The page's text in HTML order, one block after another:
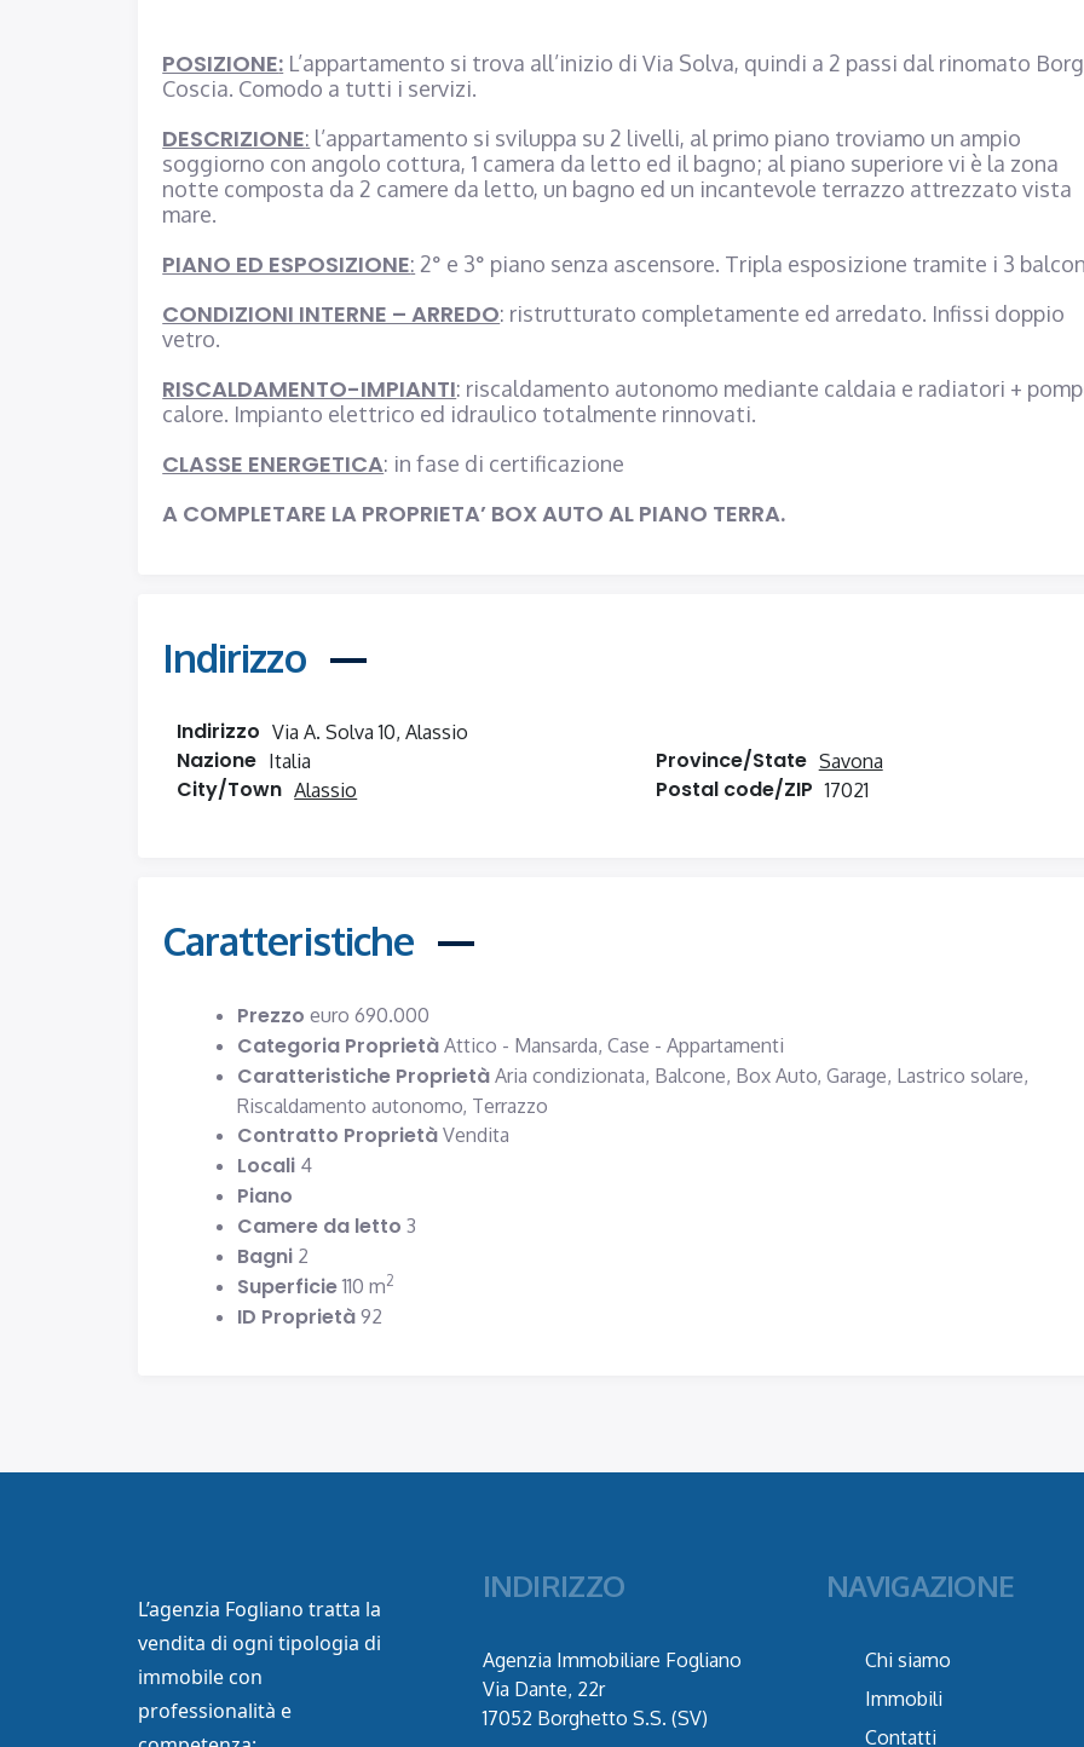
POSIZIONE: L’appartamento si trova all’inizio di Via Solva, quindi a 2 passi dal rinomato
Coscia. Comodo a tutti i servizi.
DESCRIZIONE: l’appartamento si sviluppa su 2 livelli, al primo piano troviamo un ampio
soggiorno con angolo cottura, 1 camera da letto ed il bagno; al piano superiore vi è la zona
notte composta da 2 camere da letto, un bagno ed un incantevole terrazzo attrezzato vista
mare.
PIANO ED ESPOSIZIONE: 2° e 3° piano senza ascensore. Tripla esposizione tramite i 3
CONDIZIONI INTERNE – ARREDO: ristrutturato completamente ed arredato. Infissi doppio
vetro.
RISCALDAMENTO-IMPIANTI: riscaldamento autonomo mediante caldaia e radiatori +
calore. Impianto elettrico ed idraulico totalmente rinnovati.
CLASSE ENERGETICA: in fase di certificazione
A COMPLETARE LA PROPRIETA’ BOX AUTO AL PIANO TERRA.
Indirizzo
Indirizzo Via A. Solva 10, Alassio
Nazione Italia Province/State Savona
City/Town Alassio Postal code/ZIP 17021
Caratteristiche
Prezzo euro690.000
Categoria Proprietà Attico - Mansarda,Case - Appartamenti
Caratteristiche Proprietà Aria condizionata, Balcone, Box Auto,Garage, Lastrico solare,
Riscaldamento autonomo, Terrazzo
Contratto Proprietà Vendita
Locali 4
Piano
Camere da letto 3
Bagni 2
Superficie 110 m2
ID Proprietà 92
L’agenzia Fogliano tratta la
vendita di ogni tipologia di
immobile con
professionalità e
INDIRIZZO
Agenzia Immobiliare Fogliano
Via Dante, 22r
17052 Borghetto S.S. (SV)
NAVIGAZIONE
Chi siamo
Immobili
Contatti